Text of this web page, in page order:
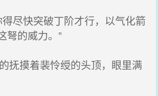
尽快突破丁阶才行，以气化箭
弩的威力。”
抚摸着裴怜绶的头顶，眼里满